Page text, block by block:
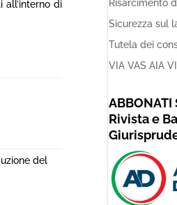
di
del
Risarcimento
Sicurezza sul
Tutela dei
VIA VAS AIA
ABBONATI
Rivista e